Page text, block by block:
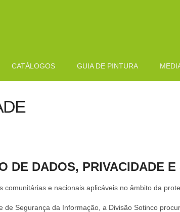
CATÁLOGOS GUIA DE PINTURA
DE DADOS, PRIVACIDADE
e nacionais aplicáveis no âmbito da
de Segurança da Informação, a Divisão Sotinco